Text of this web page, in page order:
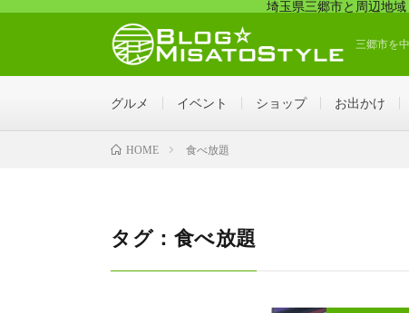
埼玉県三郷市と周辺地
三郷市を
グルメ イベント ショップ お出かけ
HOME 食べ放題
タグ：食べ放題